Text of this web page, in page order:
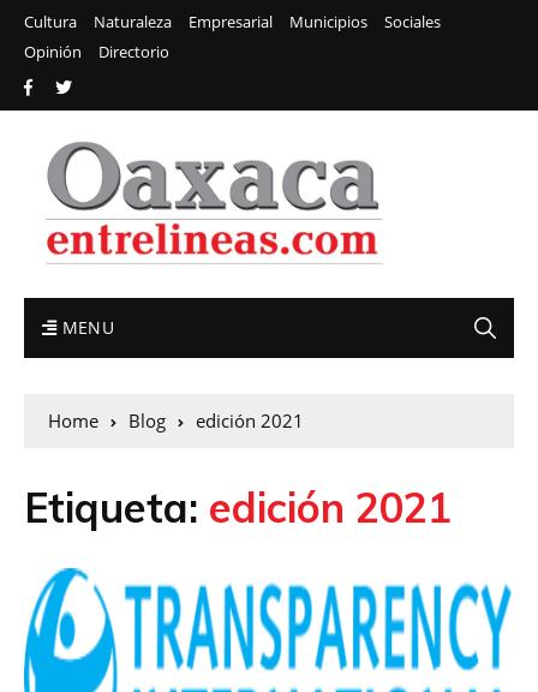
Cultura Naturaleza Empresarial Municipios
Sociales
Opinión
Directorio
MENU
Home Blog edición 2021
Etiqueta: edición 2021